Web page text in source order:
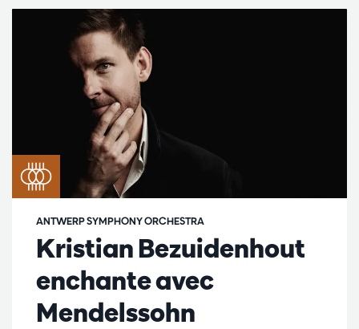
Kristian Bezuidenhout
enchante avec
Mendelssohn
ANTWERP SYMPHONY ORCHESTRA